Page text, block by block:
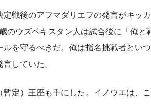
戦後のアフマダリエフの発言がキッ
のウズベキスタン人は試合後に「俺
を守るべきだ。俺は指名挑戦者とい
していた。
定）王座も手にした。イノウエは、